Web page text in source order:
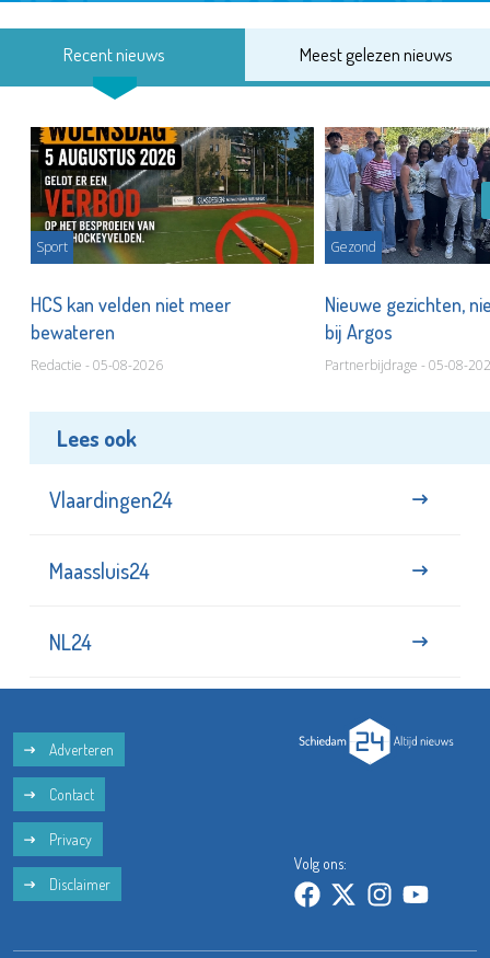
Recent nieuws Meest gelezen nieuws
Sport
HCS kan velden niet meer
bewateren
Redactie - 05-08-2026
Gezond
Nieuwe gezichten,
bij Argos
Partnerbijdrage - 05-08-
Lees ook
Vlaardingen24
Maassluis24
NL24
Adverteren
Contact
Privacy
Disclaimer
Volg ons: